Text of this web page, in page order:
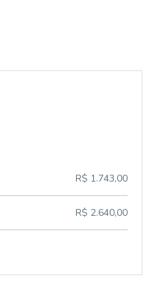
R$ 1.743,00
R$ 2.640,00